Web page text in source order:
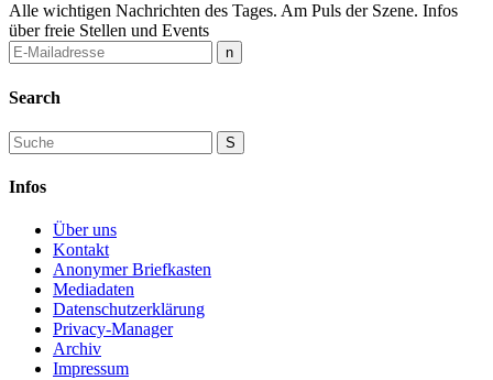
Alle wichtigen Nachrichten des Tages. Am Puls der Szene. Infos
über freie Stellen und Events
Search
Infos
Über uns
Kontakt
Anonymer Briefkasten
Mediadaten
Datenschutzerklärung
Privacy-Manager
Archiv
Impressum